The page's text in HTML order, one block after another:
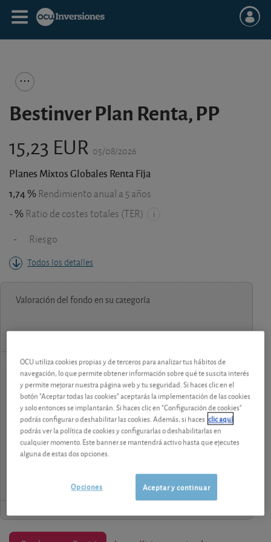
Bestinver Plan Renta, PP
15,23 EUR 05/08/2026
Planes Mixtos Globales Renta Fija
1,74 % Rendimiento anual a 5 años
- % Ratio de costes totales (TER)
- Riesgo
Todos los detalles
Valoración del fondo en su categoría
contenido premium
Los análisis y consejos de nuestros expertos están
reservados a los socios.
¡Pruebe 1 mes Gratis!
OCU utiliza cookies propias y de terceros para analizar tus hábitos de
navegación, lo que permite obtener información sobre qué te suscita interés
y permite mejorar nuestra página web y tu seguridad. Si haces clic en el
botón "Aceptar todas las cookies" aceptarás la implementación de las cookies
y solo entonces se implantarán. Si haces clic en "Configuración de cookies"
podrás configurar o deshabilitar las cookies. Además, si haces clic aquí
podrás ver la política de cookies y configurarlas o deshabilitarlas en
cualquier momento. Este banner se mantendrá activo hasta que ejecutes
alguna de estas dos opciones.
Aceptar y continuar
Opciones